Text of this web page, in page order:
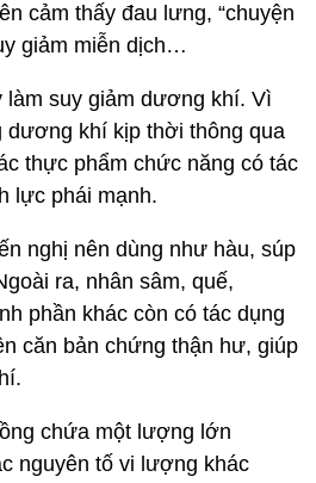
cảm thấy đau lưng, “chuyện
giảm miễn dịch…
làm suy giảm dương khí. Vì
dương khí kịp thời thông qua
thực phẩm chức năng có tác
lực phái mạnh.
nghị nên dùng như hàu, súp
ra, nhân sâm, quế,
phần khác còn có tác dụng
căn bản chứng thận hư, giúp
chứa một lượng lớn
nguyên tố vi lượng khác